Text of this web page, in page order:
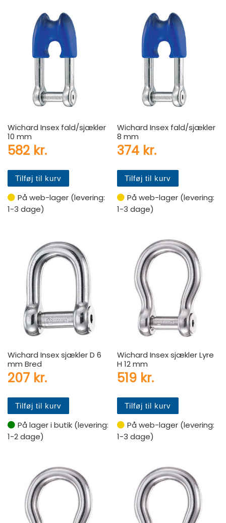
Wichard Insex fald/sjækler
10 mm
582 kr.
Tilføj til kurv
På web-lager (levering:
1-3 dage)
Wichard Insex fald/sjækler
8 mm
374 kr.
Tilføj til kurv
På web-lager (levering:
1-3 dage)
Wichard Insex sjækler D 6
mm Bred
207 kr.
Tilføj til kurv
På lager i butik (levering:
1-2 dage)
Wichard Insex sjækler Lyre
H 12 mm
519 kr.
Tilføj til kurv
På web-lager (levering:
1-3 dage)